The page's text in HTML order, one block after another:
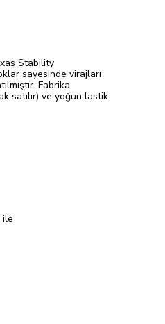
Stability
sayesinde virajları
Fabrika
satılır) ve yoğun lastik
ile